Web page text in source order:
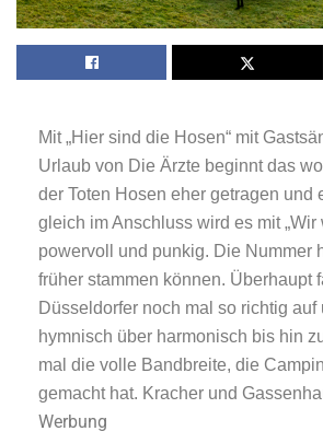
Mit „Hier sind die Hosen“ mit
Urlaub von Die Ärzte beginnt das
der Toten Hosen eher getragen und
gleich im Anschluss wird es mit „Wir
powervoll und punkig. Die Nummer
früher stammen können. Überhaupt
Düsseldorfer noch mal so richtig auf
hymnisch über harmonisch bis hin
mal die volle Bandbreite, die
gemacht hat. Kracher und
Werbung